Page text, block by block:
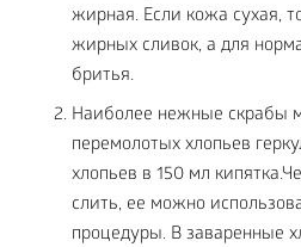
жирная. Если кожа сухая,
жирных сливок, а для
бритья.
Наиболее нежные скрабы
перемолотых хлопьев
хлопьев в 150 мл
слить, ее можно
процедуры. В заваренные